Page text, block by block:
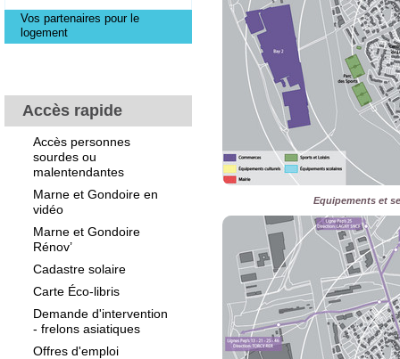
Vos partenaires pour le
logement
Accès rapide
Accès personnes
sourdes ou
malentendantes
Marne et Gondoire en
vidéo
Marne et Gondoire
Rénov’
Cadastre solaire
Carte Éco-libris
Demande d'intervention
- frelons asiatiques
Offres d'emploi
Equipements et